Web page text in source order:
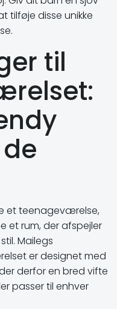
tilføje disse unikke
til
et teenageværelse,
et rum, der afspejler
Mailegs
er designet med
derfor en bred vifte
passer til enhver